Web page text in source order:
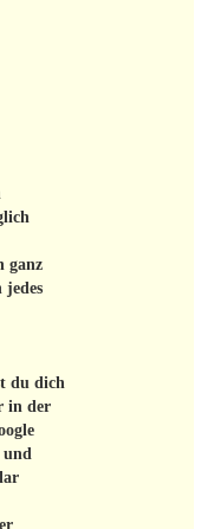
ganz
jedes
du dich
in der